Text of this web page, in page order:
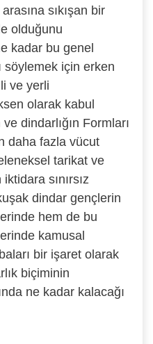
sıkışan bir
olduğunu
kadar bu genel
söylemek için erken
ve yerli
olarak kabul
dindarlığın Formları
daha fazla vücut
tarikat ve
sınırsız
dindar gençlerin
hem de bu
kamusal
bir işaret olarak
biçiminin
ne kadar kalacağı